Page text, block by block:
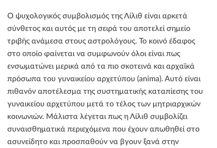
Ο ψυχολογικός συμβολισμός της Λίλιθ είναι αρκετά
σύνθετος και αυτός με τη σειρά του αποτελεί σημείο
τριβής ανάμεσα στους αστρολόγους. Το κοινό έδαφος
στο οποίο φαίνεται να συμφωνούν όλοι είναι πως
ενσωματώνει μερικά από τα πιο σκοτεινά και αρχαϊκά
πρόσωπα του γυναικείου αρχετύπου (anima). Αυτό είναι
πιθανόν αποτέλεσμα της συστηματικής καταπίεσης του
γυναικείου αρχετύπου μετά το τέλος των μητριαρχικών
κοινωνιών. Μάλιστα λέγεται πως η Λίλιθ συμβολίζει
συναισθηματικά περιεχόμενα που έχουν απωθηθεί στο
ασυνείδητο και προσπαθούν να βγουν ξανά στην